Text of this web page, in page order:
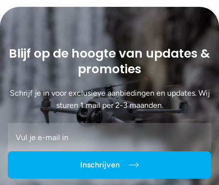
Blijf op de hoogte van updates &
promoties
Schrijf je in voor exclusieve aanbiedingen en updates. Wij
sturen 1 mail per 2-3 maanden.
Inschrijven